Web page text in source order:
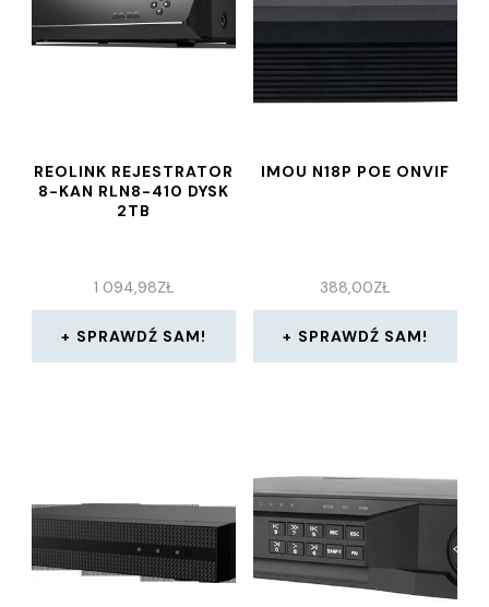
REOLINK REJESTRATOR
8-KAN RLN8-410 DYSK
2TB
1 094,98ZŁ
SPRAWDŹ SAM!
IMOU N18P POE ONVIF
388,00ZŁ
SPRAWDŹ SAM!